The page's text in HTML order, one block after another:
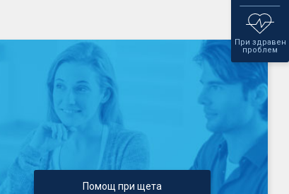
При здравен
проблем
Помощ при щета